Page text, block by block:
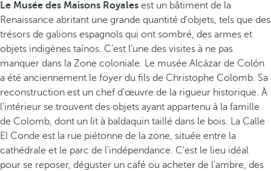
Le Musée des Maisons Royales est un bâtiment de la
Renaissance abritant une grande quantité d'objets, tels que des
trésors de galions espagnols qui ont sombré, des armes et
objets indigènes taínos. C'est l’une des visites à ne pas
manquer dans la Zone coloniale. Le musée Alcázar de Colón
a été anciennement le foyer du fils de Christophe Colomb. Sa
reconstruction est un chef d'œuvre de la rigueur historique. À
l'intérieur se trouvent des objets ayant appartenu à la famille
de Colomb, dont un lit à baldaquin taillé dans le bois. La Calle
El Conde est la rue piétonne de la zone, située entre la
cathédrale et le parc de l’indépendance. C'est le lieu idéal
pour se reposer, déguster un café ou acheter de l'ambre, des